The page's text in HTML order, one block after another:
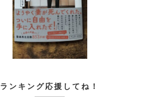
ランキング応援してね！